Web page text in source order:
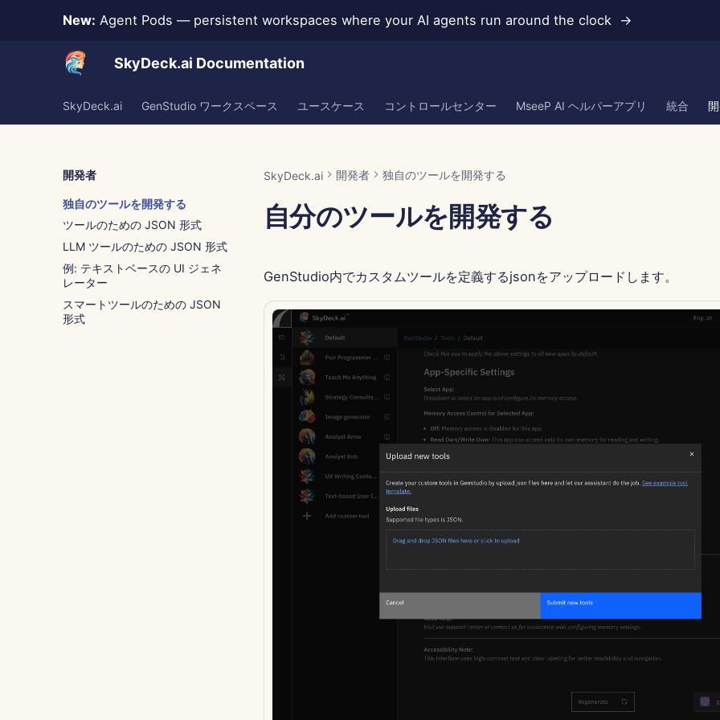
New: Agent Pods — persistent workspaces where your AI agents run around the clock →
SkyDeck.ai Documentation
SkyDeck.ai GenStudio ワークスペース ユースケース コントロールセンター MseeP AI ヘルパーアプリ 統合
開発者
独自のツールを開発する
ツールのための JSON 形式
LLM ツールのための JSON 形式
例: テキストベースの UI ジェネ
レーター
スマートツールのための JSON
形式
SkyDeck.ai 開発者 独自のツールを開発する
自分のツールを開発する
GenStudio内でカスタムツールを定義するjsonをアップロードします。